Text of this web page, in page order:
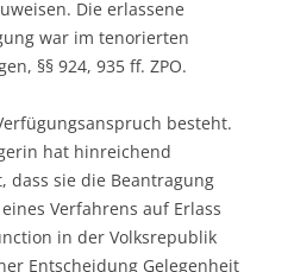
Die erlassene
war im tenorierten
§§ 924, 935 ff. ZPO.
besteht.
hat hinreichend
dass sie die Beantragung
Verfahrens auf Erlass
in der Volksrepublik
Entscheidung Gelegenheit